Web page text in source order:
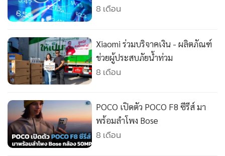
• ต่างประเทศ
• Special Scoop
• เศรษฐกิจ-ธุรกิจ
• จีน
• ชุมชน-คุณภาพชีวิต
• อาชญากรรม
• Motoring
• เกม
• วิทยาศาสตร์
• SMEs
สะสม"หุ้นเป้าหมายกองทุน-หุ้น
8 เดือน
Xiaomi ร่วมบริจาคเงิน - ผลิตภัณฑ์
ช่วยผู้ประสบภัยน้ำท่วม
8 เดือน
POCO เปิดตัว POCO F8 ซีรีส์ มา
พร้อมลำโพง Bose
8 เดือน